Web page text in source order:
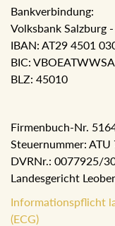
Bankverbindung:
Volksbank Salzburg
IBAN: AT29 4501
BIC:
BLZ: 45010
Firmenbuch-Nr.
Steuernummer:
DVRNr.: 0077925/
Landesgericht
Informationspflicht
(ECG)